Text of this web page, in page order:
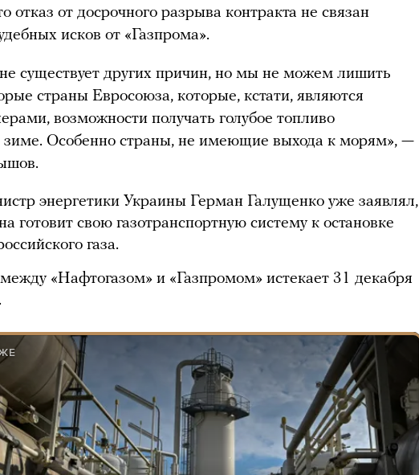
отказ от досрочного разрыва контракта не связан
исков от «Газпрома».
существует других причин, но мы не можем лишить
страны Евросоюза, которые, кстати, являются
возможности получать голубое топливо
зиме. Особенно страны, не имеющие выхода к морям», —
энергетики Украины Герман Галущенко уже заявлял,
готовит свою газотранспортную систему к остановке
газа.
«Нафтогазом» и «Газпромом» истекает 31 декабря